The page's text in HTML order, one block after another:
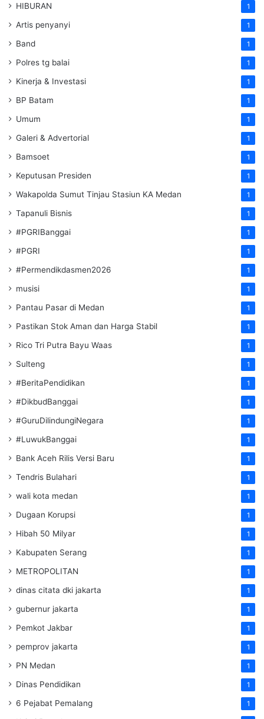
HIBURAN 1
Artis penyanyi 1
Band 1
Polres tg balai 1
Kinerja & Investasi 1
BP Batam 1
Umum 1
Galeri & Advertorial 1
Bamsoet 1
Keputusan Presiden 1
Wakapolda Sumut Tinjau Stasiun KA Medan 1
Tapanuli Bisnis 1
#PGRIBanggai 1
#PGRI 1
#Permendikdasmen2026 1
musisi 1
Pantau Pasar di Medan 1
Pastikan Stok Aman dan Harga Stabil 1
Rico Tri Putra Bayu Waas 1
Sulteng 1
#BeritaPendidikan 1
#DikbudBanggai 1
#GuruDilindungiNegara 1
#LuwukBanggai 1
Bank Aceh Rilis Versi Baru 1
Tendris Bulahari 1
wali kota medan 1
Dugaan Korupsi 1
Hibah 50 Milyar 1
Kabupaten Serang 1
METROPOLITAN 1
dinas citata dki jakarta 1
gubernur jakarta 1
Pemkot Jakbar 1
pemprov jakarta 1
PN Medan 1
Dinas Pendidikan 1
6 Pejabat Pemalang 1